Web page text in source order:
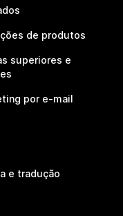
de produtos
superiores e
por e-mail
e tradução